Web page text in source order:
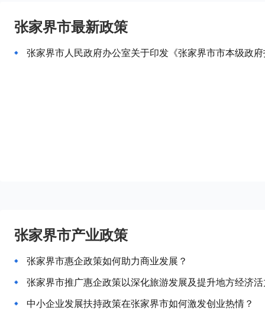
张家界市最新政策
张家界市产业政策
张家界市惠企政策如何助力商业发展？
张家界市推广惠企政策以深化旅游发展及提升地方经济
中小企业发展扶持政策在张家界市如何激发创业热情？